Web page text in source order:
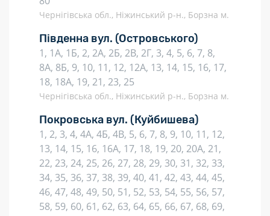
Чернігівська обл., Ніжинський р-н., Борзна м.
Південна вул. (Островського)
1, 1А, 1Б, 2, 2А, 2Б, 2В, 2Г, 3, 4, 5, 6, 7, 8,
8А, 8Б, 9, 10, 11, 12, 12А, 13, 14, 15, 16, 17,
18, 18А, 19, 21, 23, 25
Чернігівська обл., Ніжинський р-н., Борзна м.
Покровська вул. (Куйбишева)
1, 2, 3, 4, 4А, 4Б, 4В, 5, 6, 7, 8, 9, 10, 11, 12,
13, 14, 15, 16, 16А, 17, 18, 19, 20, 20А, 21,
22, 23, 24, 25, 26, 27, 28, 29, 30, 31, 32, 33,
34, 35, 36, 37, 38, 39, 40, 41, 42, 43, 44, 45,
46, 47, 48, 49, 50, 51, 52, 53, 54, 55, 56, 57,
58, 59, 60, 61, 62, 63, 64, 65, 66, 67, 68, 69,